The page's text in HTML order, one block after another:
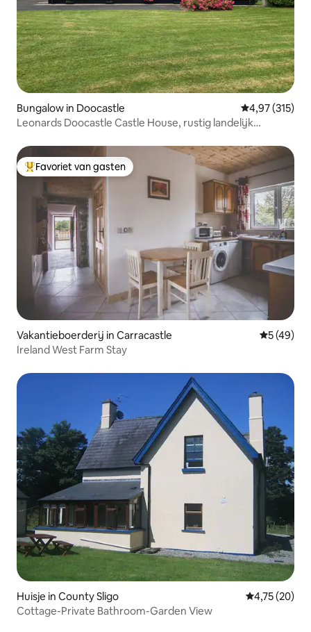
Bungalow in Doocastle Gemiddelde
4,97 (315)
Leonards Doocastle Castle House, rustig landelijk
Topfavoriet van gasten
Favoriet van gasten
Vakantieboerderij in Carracastle
5 (49)
Ireland West Farm Stay
Huisje in County Sligo Gemiddelde
4,75 (20)
Cottage-Private Bathroom-Garden View